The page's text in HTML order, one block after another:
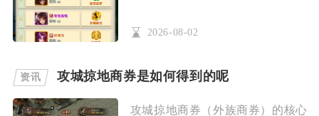
2026-08-02
资讯 攻城掠地商券是如何得到的呢
攻城掠地商券（外族商券）的核心